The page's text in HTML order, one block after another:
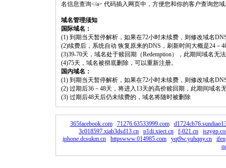
名信息查询</a> 代码插入网页中，方便您和你的客户查询您
域名管理须知
国际域名：
(1) 到期当天暂停解析，如果在72小时未续费，则修改域名
(2)续费后，系统自动 恢复原来的DNS，刷新时间大概是24－
(3)39-70天，域名处于赎回期（Redemption），此期间域名无
(4)75天，域名被彻底删除，可以重新注册。
国内域名：
(1) 到期当天暂停解析，如果在72小时未续费，则修改域名
(2) 过期后36－48天，将进入13天的高价赎回期，此期间域名
(3) 过期后48天后仍未续费的，域名将随时被删除
365facebook.com 71276.63533999.com
3c018597.xiab3dsd13.cn
p1di.xiect.cn f-021.cn
iphone.dcsukm.cn
httpswww.014985.com yqt9w.yuhqny.cn